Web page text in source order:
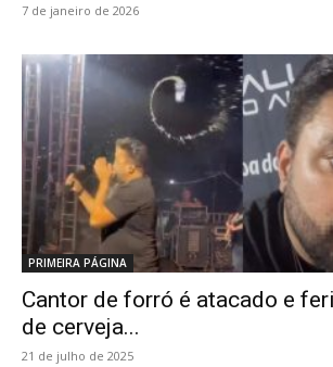
7 de janeiro de 2026
PRIMEIRA PÁGINA
Cantor de forró é atacado e
de cerveja...
21 de julho de 2025